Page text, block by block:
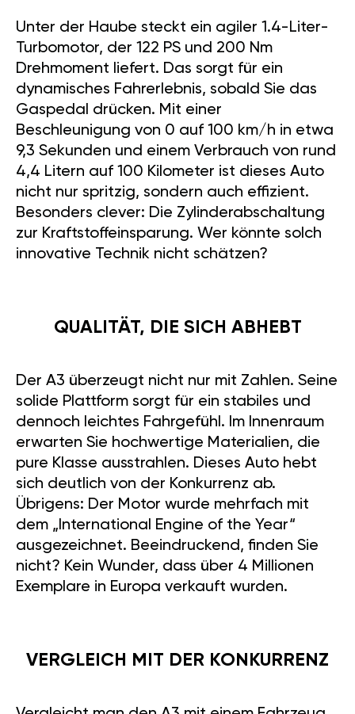
Unter der Haube steckt ein agiler 1.4-Liter-
Turbomotor, der 122 PS und 200 Nm
Drehmoment liefert. Das sorgt für ein
dynamisches Fahrerlebnis, sobald Sie das
Gaspedal drücken. Mit einer
Beschleunigung von 0 auf 100 km/h in etwa
9,3 Sekunden und einem Verbrauch von rund
4,4 Litern auf 100 Kilometer ist dieses Auto
nicht nur spritzig, sondern auch effizient.
Besonders clever: Die Zylinderabschaltung
zur Kraftstoffeinsparung. Wer könnte solch
innovative Technik nicht schätzen?
QUALITÄT, DIE SICH ABHEBT
Der A3 überzeugt nicht nur mit Zahlen. Seine
solide Plattform sorgt für ein stabiles und
dennoch leichtes Fahrgefühl. Im Innenraum
erwarten Sie hochwertige Materialien, die
pure Klasse ausstrahlen. Dieses Auto hebt
sich deutlich von der Konkurrenz ab.
Übrigens: Der Motor wurde mehrfach mit
dem „International Engine of the Year“
ausgezeichnet. Beeindruckend, finden Sie
nicht? Kein Wunder, dass über 4 Millionen
Exemplare in Europa verkauft wurden.
VERGLEICH MIT DER KONKURRENZ